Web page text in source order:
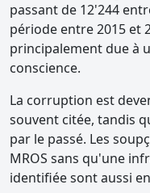
passant de 12'244
période entre 2015 et
principalement due à
conscience.
La corruption est
souvent citée, tandis
par le passé. Les
MROS sans qu'une
identifiée sont aussi